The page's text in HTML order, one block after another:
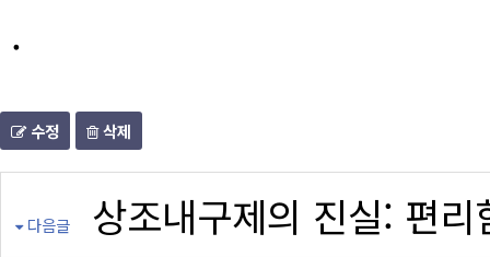
.
수정 삭제
다음글 상조내구제의 진실: 편